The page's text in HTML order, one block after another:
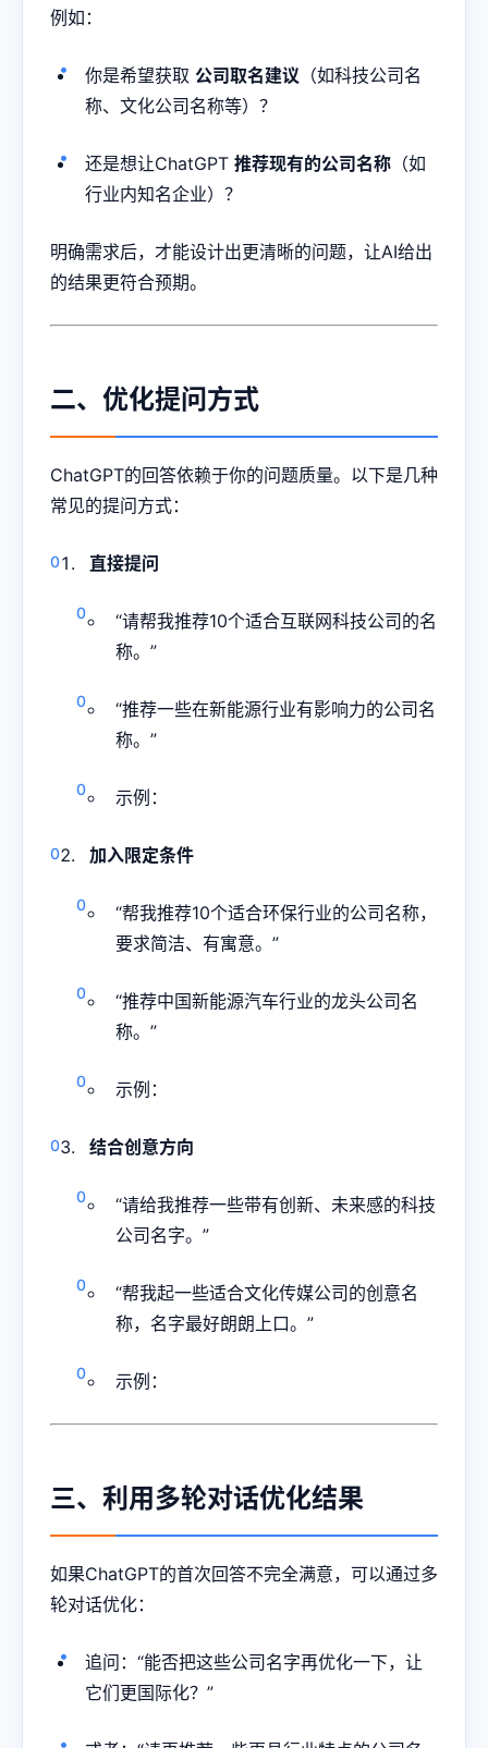
例如：
你是希望获取 公司取名建议 （如科技公司名
称、文化公司名称等）？
还是想让ChatGPT 推荐现有的公司名称 （如
行业内知名企业）？
明确需求后，才能设计出更清晰的问题，让AI给出
的结果更符合预期。
二、优化提问方式
ChatGPT的回答依赖于你的问题质量。以下是几种
常见的提问方式：
直接提问
“请帮我推荐10个适合互联网科技公司的名
称。”
“推荐一些在新能源行业有影响力的公司名
称。”
示例：
加入限定条件
“帮我推荐10个适合环保行业的公司名称，
要求简洁、有寓意。”
“推荐中国新能源汽车行业的龙头公司名
称。”
示例：
结合创意方向
“请给我推荐一些带有创新、未来感的科技
公司名字。”
“帮我起一些适合文化传媒公司的创意名
称，名字最好朗朗上口。”
示例：
三、利用多轮对话优化结果
如果ChatGPT的首次回答不完全满意，可以通过多
轮对话优化：
追问：“能否把这些公司名字再优化一下，让
它们更国际化？”